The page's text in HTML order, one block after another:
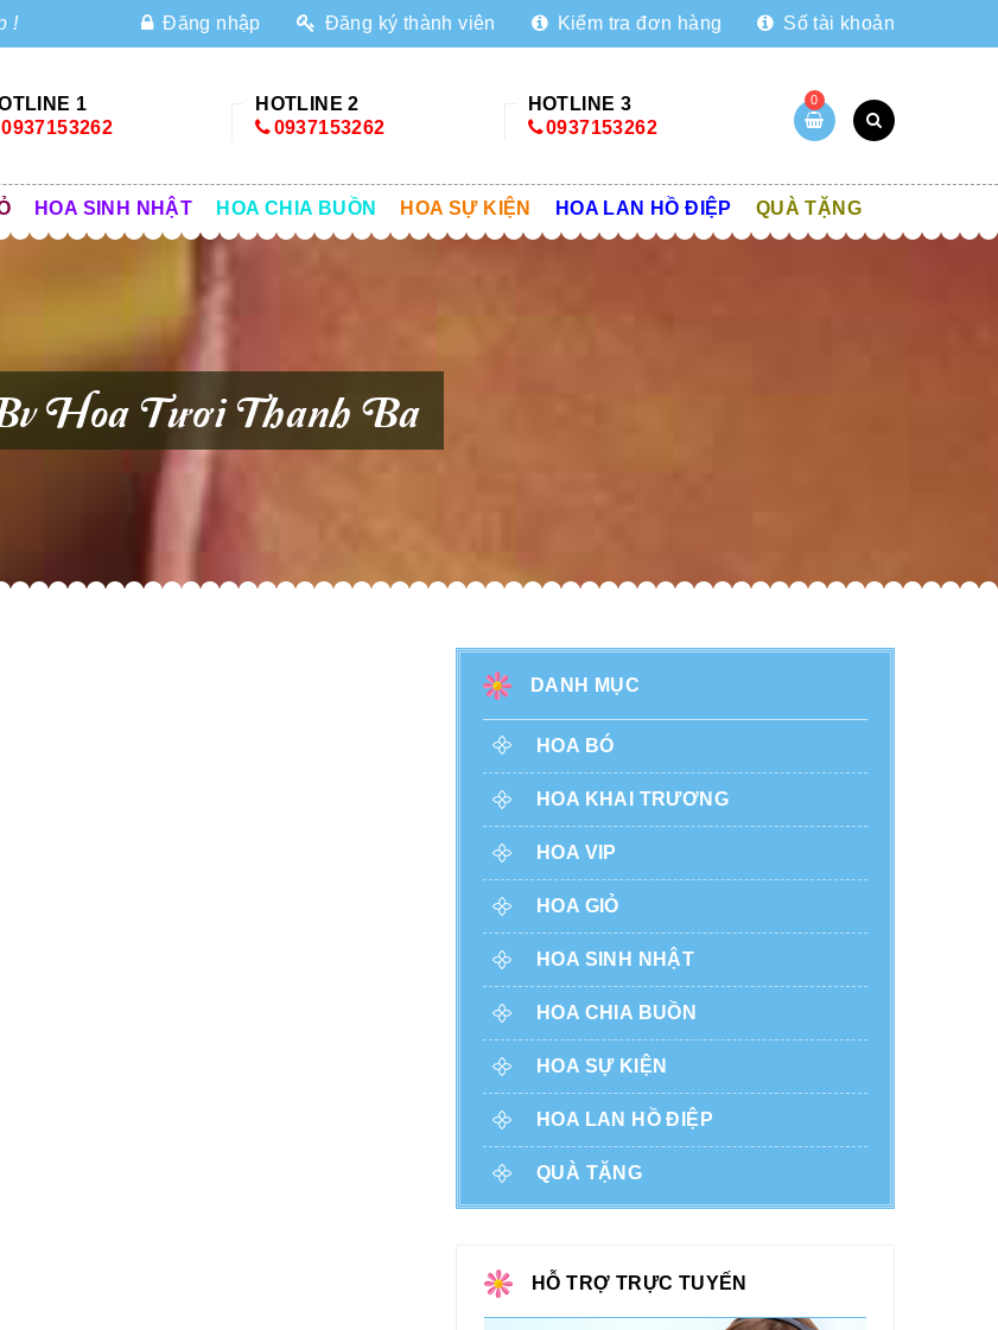
! Đăng nhập Đăng ký thành viên Kiểm tra đơn hàng Số tài khoản
1
0937153262
HOTLINE 2
0937153262
HOTLINE 3
0937153262
0
HOA SINH NHẬT HOA CHIA BUỒN HOA SỰ KIỆN HOA LAN HỒ ĐIỆP QUÀ TẶNG
Hoa Tươi Thanh Ba
DANH MỤC
HOA BÓ
HOA KHAI TRƯƠNG
HOA VIP
HOA GIỎ
HOA SINH NHẬT
HOA CHIA BUỒN
HOA SỰ KIỆN
HOA LAN HỒ ĐIỆP
QUÀ TẶNG
HỖ TRỢ TRỰC TUYẾN